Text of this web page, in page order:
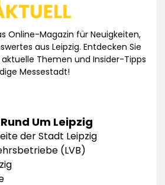
Online-Magazin für Neuigkeiten,
aus Leipzig. Entdecken Sie
Themen und Insider-Tipps
Messestadt!
Um Leipzig
der Stadt Leipzig
(LVB)